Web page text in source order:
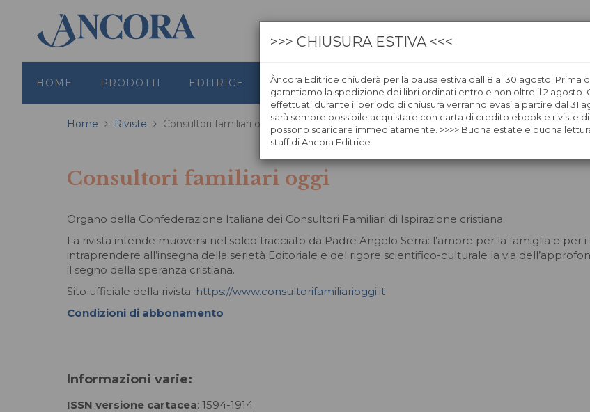
HOME PRODOTTI EDITRICE GRAFICA LIBRERIE ÀNCORAWOW
Home Riviste Consultori familiari oggi
Consultori familiari oggi
Organo della Confederazione Italiana dei Consultori Familiari di Ispirazione cristiana.
La rivista intende muoversi nel solco tracciato da Padre Angelo Serra: l’amore per la famiglia e
intraprendere all’insegna della serietà Editoriale e del rigore scientifico-culturale la via
il segno della speranza cristiana.
Sito ufficiale della rivista: https://www.consultorifamiliarioggi.it
Condizioni di abbonamento
Informazioni varie:
ISSN versione cartacea: 1594-1914
>>> CHIUSURA ESTIVA <<<
Àncora Editrice chiuderà per la pausa estiva dall'8 al 30 agosto. Prima
garantiamo la spedizione dei libri ordinati entro e non oltre il 2 agosto.
effettuati durante il periodo di chiusura verranno evasi a partire dal 31
sarà sempre possibile acquistare con carta di credito ebook e riviste
possono scaricare immediatamente. >>>> Buona estate e buona
staff di Àncora Editrice